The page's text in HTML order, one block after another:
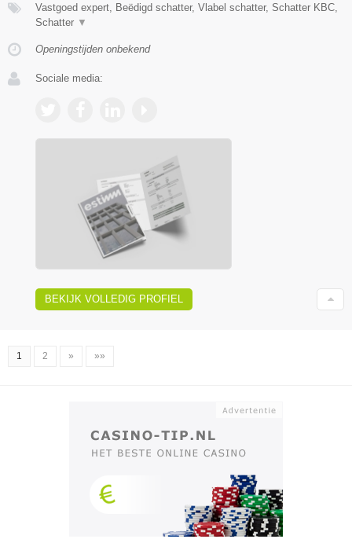
Vastgoed expert, Beëdigd schatter, Vlabel schatter, Schatter KBC,
Schatter ▼
Openingstijden onbekend
Sociale media:
BEKIJK VOLLEDIG PROFIEL
1 2 » »»